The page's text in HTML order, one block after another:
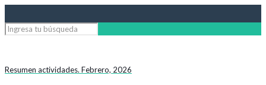
Resumen actividades. Febrero, 2026